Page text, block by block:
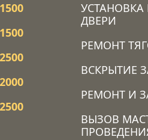
ДВЕРИ
РЕМОНТ
ВСКРЫТИЕ
РЕМОНТ И
ВЫЗОВ